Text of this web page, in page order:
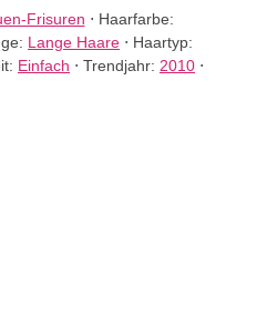
Frisuren ⋅ Haarfarbe:
Lange Haare ⋅ Haartyp:
Einfach ⋅ Trendjahr: 2010 ⋅